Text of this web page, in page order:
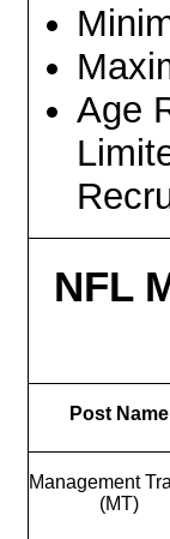
Age
NFL
Post Name
Management
(MT)